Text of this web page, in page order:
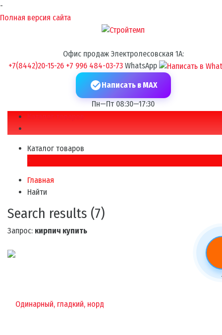
-
Полная версия сайта
Офис продаж Электролесовская 1А:
+7(8442)20-15-26 +7 996 484-03-73 WhatsApp
Написать в MAX
Пн—Пт 08:30—17:30
Каталог товаров
Каталог товаров
×
Главная
Найти
Search results (7)
Запрос: кирпич купить